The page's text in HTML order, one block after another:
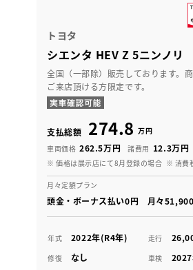
トヨタ
シエンタ HEV Z 5ニンノリ
全国（一部除）販売しております。
ご来店頂ける方限定です。
支払総額 274.8 万円
車両価格 262.5万円 諸費用 12.3万円
※ 価格は展示店にて8月登録の場合 ※ 消費
月々定額プラン
頭金・ボーナス払い0円 月々
年式 2022年(R4年) 走行
修復 なし 車検